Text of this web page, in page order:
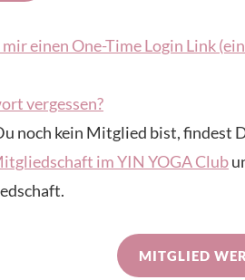
mir einen One-Time Login Link
vergessen?
noch kein Mitglied bist, findest
im YIN YOGA Club
MITGLIED